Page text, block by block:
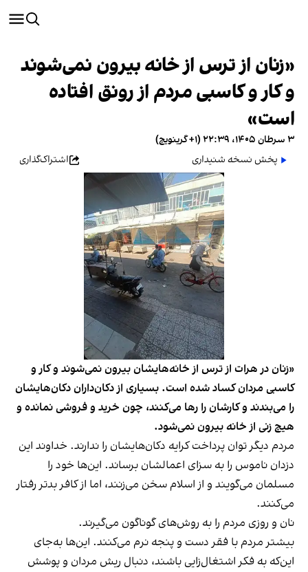
«زنان از ترس از خانه بیرون نمی‌شوند
و کار و کاسبی مردم از رونق افتاده
است»
۳ سرطان ۱۴۰۵، ۲۲:۳۹ (‎+۱ گرینویچ)
پخش نسخه شنیداری
اشتراک‌گذاری
«زنان در هرات از ترس از خانه‌هایشان بیرون نمی‌شوند و کار و
کاسبی مردان کساد شده است. بسیاری از دکان‌داران دکان‌هایشان
را می‌بندند و کارشان را رها می‌کنند، چون خرید و فروشی نمانده و
هیچ زنی از خانه بیرون نمی‌شود.
مردم دیگر توان پرداخت کرایه دکان‌هایشان را ندارند. خداوند این
دزدان ناموس را به سزای اعمالشان برساند. این‌ها خود را
مسلمان می‌گویند و از اسلام سخن می‌زنند، اما از کافر بدتر رفتار
می‌کنند.
نان و روزی مردم را به روش‌های گوناگون می‌گیرند.
بیشتر مردم با فقر دست و پنجه نرم می‌کنند. این‌ها به‌جای
این‌که به فکر اشتغال‌زایی باشند، دنبال ریش مردان و پوشش